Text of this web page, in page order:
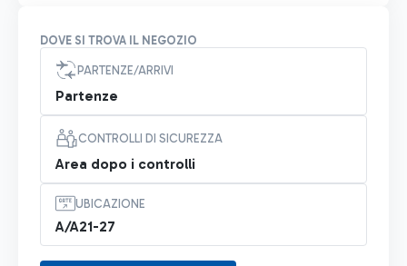
DOVE SI TROVA IL NEGOZIO
PARTENZE/ARRIVI
Partenze
CONTROLLI DI SICUREZZA
Area dopo i controlli
UBICAZIONE
A/A21-27